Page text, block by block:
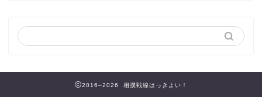
2016–2026 相撲戦線はっきよい！